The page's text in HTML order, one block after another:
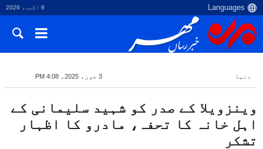
8 اگست، 2026
دنیا 3 جون، 2025، 4:08 PM
وینزویلا کے صدر کو شہید سلیمانی کے
اہل خانہ کا تحفہ، مادرو کا اظہار
تشکر